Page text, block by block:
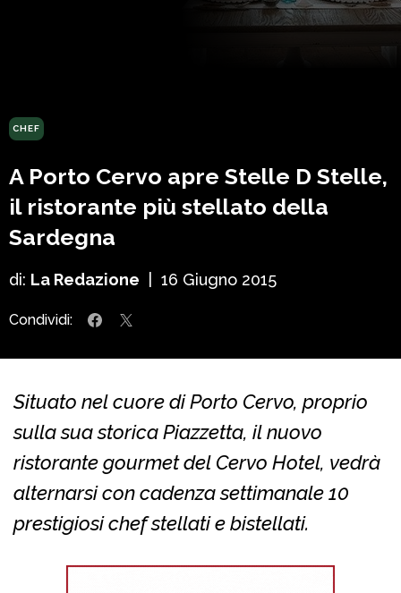
CHEF
A Porto Cervo apre Stelle D Stelle,
il ristorante più stellato della
Sardegna
di: La Redazione 16 Giugno 2015
Condividi:
Situato nel cuore di Porto Cervo, proprio
sulla sua storica Piazzetta, il nuovo
ristorante gourmet del Cervo Hotel, vedrà
alternarsi con cadenza settimanale 10
prestigiosi chef stellati e bistellati.